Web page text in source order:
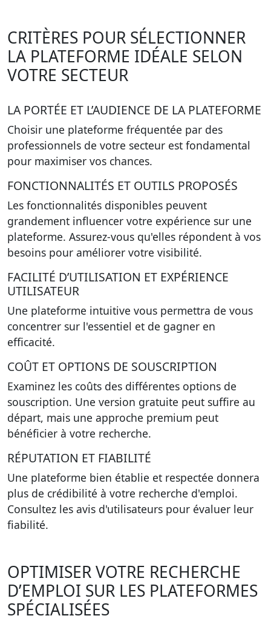
CRITÈRES POUR SÉLECTIONNER
LA PLATEFORME IDÉALE SELON
VOTRE SECTEUR
LA PORTÉE ET L’AUDIENCE DE LA PLATEFORME
Choisir une plateforme fréquentée par des
professionnels de votre secteur est fondamental
pour maximiser vos chances.
FONCTIONNALITÉS ET OUTILS PROPOSÉS
Les fonctionnalités disponibles peuvent
grandement influencer votre expérience sur une
plateforme. Assurez-vous qu'elles répondent à vos
besoins pour améliorer votre visibilité.
FACILITÉ D’UTILISATION ET EXPÉRIENCE
UTILISATEUR
Une plateforme intuitive vous permettra de vous
concentrer sur l'essentiel et de gagner en
efficacité.
COÛT ET OPTIONS DE SOUSCRIPTION
Examinez les coûts des différentes options de
souscription. Une version gratuite peut suffire au
départ, mais une approche premium peut
bénéficier à votre recherche.
RÉPUTATION ET FIABILITÉ
Une plateforme bien établie et respectée donnera
plus de crédibilité à votre recherche d'emploi.
Consultez les avis d'utilisateurs pour évaluer leur
fiabilité.
OPTIMISER VOTRE RECHERCHE
D’EMPLOI SUR LES PLATEFORMES
SPÉCIALISÉES